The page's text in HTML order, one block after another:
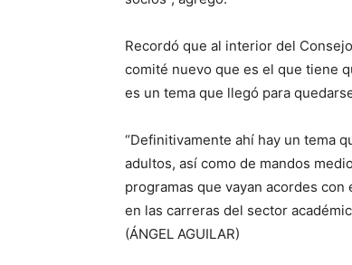
Recordó que al interior del
comité nuevo que es el que tiene
es un tema que llegó para
“Definitivamente ahí hay un tema
adultos, así como de mandos
programas que vayan acordes
en las carreras del sector
(ÁNGEL AGUILAR)